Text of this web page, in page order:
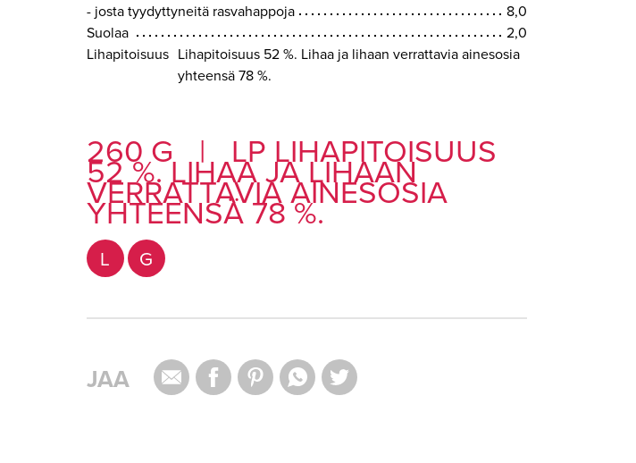
- josta tyydyttyneitä rasvahappoja
8,0
Suolaa
2,0
Lihapitoisuus Lihapitoisuus 52 %. Lihaa ja lihaan verrattavia ainesosia
yhteensä 78 %.
260 G | LP LIHAPITOISUUS
52 %. LIHAA JA LIHAAN
VERRATTAVIA AINESOSIA
YHTEENSÄ 78 %.
L G
JAA